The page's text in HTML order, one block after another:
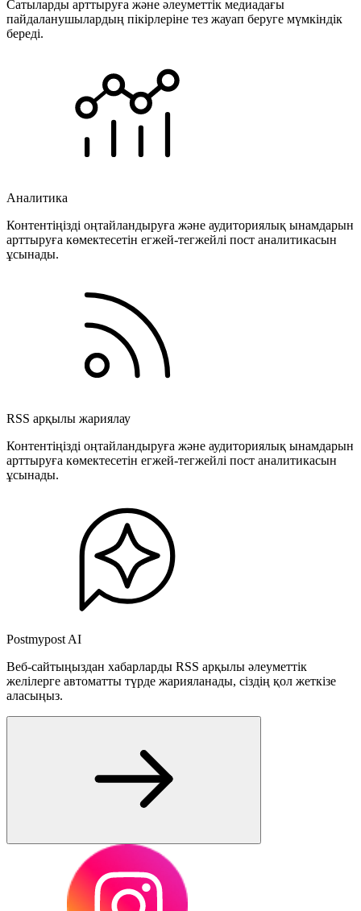
Сатыларды арттыруға және әлеуметтік медиадағы
пайдаланушылардың пікірлеріне тез жауап беруге мүмкіндік
береді.
Аналитика
Контентіңізді оңтайландыруға және аудиториялық ынамдарын
арттыруға көмектесетін егжей-тегжейлі пост аналитикасын
ұсынады.
RSS арқылы жариялау
Контентіңізді оңтайландыруға және аудиториялық ынамдарын
арттыруға көмектесетін егжей-тегжейлі пост аналитикасын
ұсынады.
Postmypost AI
Веб-сайтыңыздан хабарларды RSS арқылы әлеуметтік
желілерге автоматты түрде жарияланады, сіздің қол жеткізе
аласыңыз.